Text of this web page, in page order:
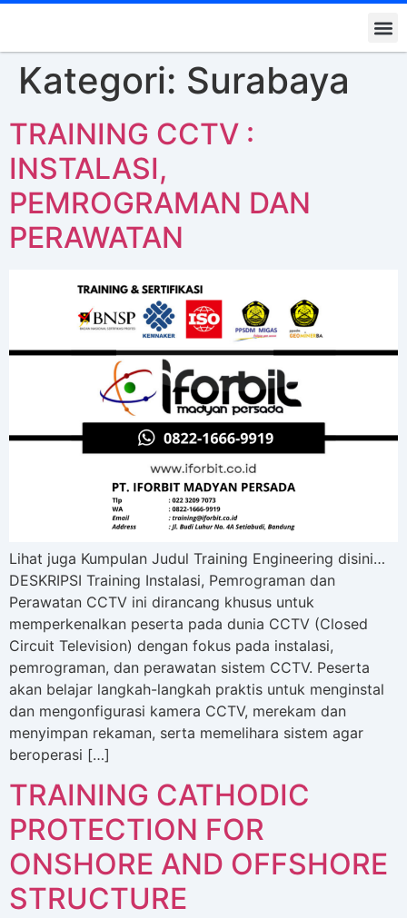
Kategori: Surabaya
TRAINING CCTV :
INSTALASI,
PEMROGRAMAN DAN
PERAWATAN
Lihat juga Kumpulan Judul Training Engineering disini…
DESKRIPSI Training Instalasi, Pemrograman dan
Perawatan CCTV ini dirancang khusus untuk
memperkenalkan peserta pada dunia CCTV (Closed
Circuit Television) dengan fokus pada instalasi,
pemrograman, dan perawatan sistem CCTV. Peserta
akan belajar langkah-langkah praktis untuk menginstal
dan mengonfigurasi kamera CCTV, merekam dan
menyimpan rekaman, serta memelihara sistem agar
beroperasi […]
TRAINING CATHODIC
PROTECTION FOR
ONSHORE AND OFFSHORE
STRUCTURE